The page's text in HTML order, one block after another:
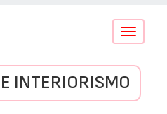
Conmutar
INTERIORISMO